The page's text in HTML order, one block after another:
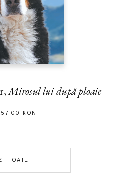
Mirosul lui după ploaie
57.00 RON
TOATE